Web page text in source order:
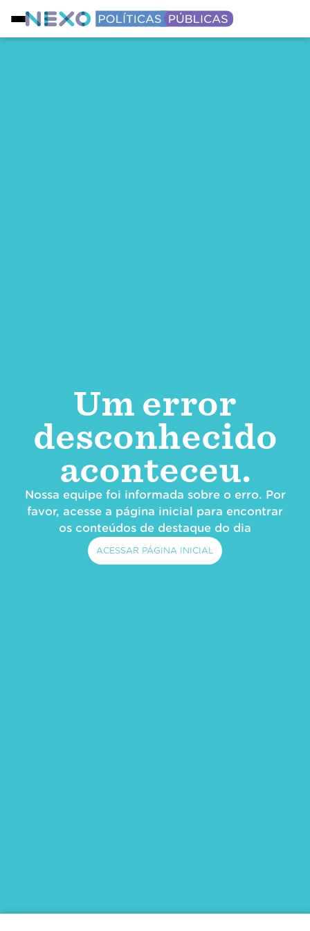
Um error
desconhecido
aconteceu.
Nossa equipe foi informada sobre o erro. Por
favor, acesse a página inicial para encontrar
os conteúdos de destaque do dia
ACESSAR PÁGINA INICIAL